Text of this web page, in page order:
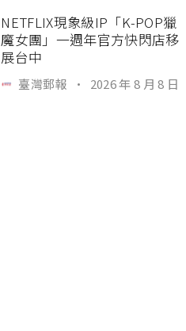
NETFLIX現象級IP「K-POP獵
魔女團」一週年官方快閃店移
展台中
臺灣郵報 · 2026 年 8 月 8 日